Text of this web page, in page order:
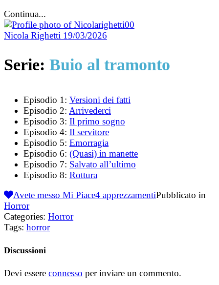
Continua...
Nicola Righetti 19/03/2026
Serie: Buio al tramonto
Episodio 1: Versioni dei fatti
Episodio 2: Arrivederci
Episodio 3: Il primo sogno
Episodio 4: Il servitore
Episodio 5: Emorragia
Episodio 6: (Quasi) in manette
Episodio 7: Salvato all’ultimo
Episodio 8: Rottura
Avete messo Mi Piace4 apprezzamentiPubblicato in
Horror
Categories: Horror
Tags: horror
Discussioni
Devi essere connesso per inviare un commento.